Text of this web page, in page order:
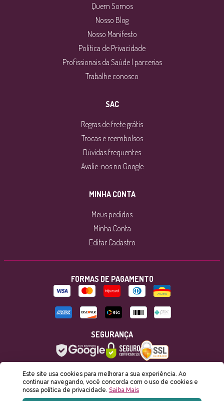
Quem Somos
Nosso Blog
Nosso Manifesto
Política de Privacidade
Profissionais da Saúde | parcerias
Trabalhe conosco
SAC
Regras de frete grátis
Trocas e reembolsos
Dúvidas frequentes
Avalie-nos no Google
MINHA CONTA
Meus pedidos
Minha Conta
Editar Cadastro
FORMAS DE PAGAMENTO
SEGURANÇA
Yamuna Artesanal Fábrica de Produtos Naturais 2022. © C.N.P.J 21555703/0001-56 Est. Rozália Paulina Ferreira, 1897.
Florianópolis / SC - BR
Este site usa cookies para melhorar a sua experiência. Ao
continuar navegando, você concorda com o uso de cookies e
nossa política de privacidade. Saiba Mais